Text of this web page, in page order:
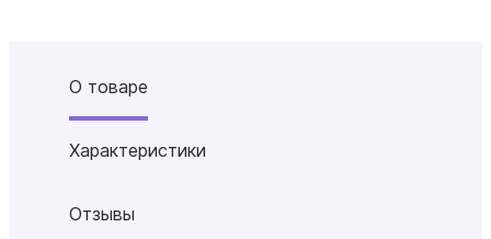
О товаре
Характеристики
Отзывы